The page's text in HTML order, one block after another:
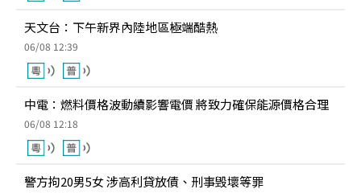
天文台：下午新界內陸地區極端酷熱
06/08 12:39
中電：燃料價格波動續影響電價 將致力確保能源價格合理
06/08 12:18
警方拘20男5女 涉高利貸放債、刑事毁壞等罪